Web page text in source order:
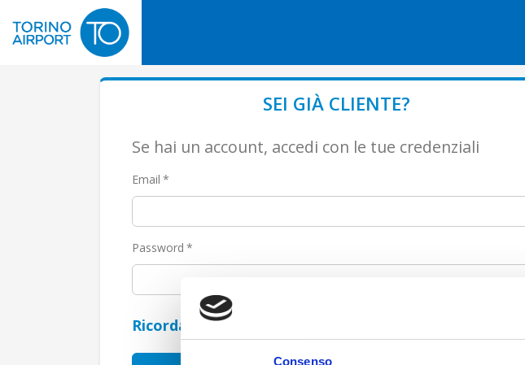
Consenso
SEI GIÀ CLIENTE?
Se hai un account, accedi con le tue credenziali
Email
Password
Ricordami